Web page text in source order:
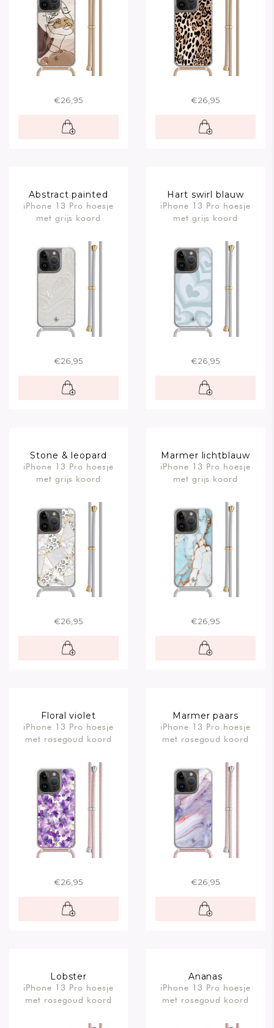
€26,95 €26,95
Abstract painted
waves
iPhone 13 Pro hoesje
met grijs koord
€26,95
Hart swirl blauw
iPhone 13 Pro hoesje
met grijs koord
€26,95
Stone & leopard
iPhone 13 Pro hoesje
met grijs koord
€26,95
Marmer lichtblauw
iPhone 13 Pro hoesje
met grijs koord
€26,95
Floral violet
iPhone 13 Pro hoesje
met rosegoud koord
€26,95
Marmer paars
iPhone 13 Pro hoesje
met rosegoud koord
€26,95
Lobster
iPhone 13 Pro hoesje
met rosegoud koord
Ananas
iPhone 13 Pro hoesje
met rosegoud koord